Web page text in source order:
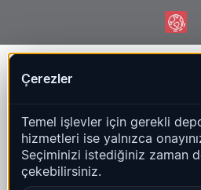
Çerezler
Temel işlevler için gerekli
hizmetleri ise yalnızca
Seçiminizi istediğiniz zaman
çekebilirsiniz.
Canlı harita, istatistikler ve son
Geçmiş haritasını aç Bu